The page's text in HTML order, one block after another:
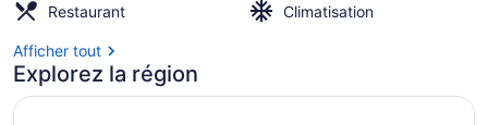
Restaurant Climatisation
Afficher tout
Explorez la région